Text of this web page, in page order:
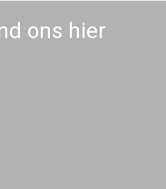
ons hier